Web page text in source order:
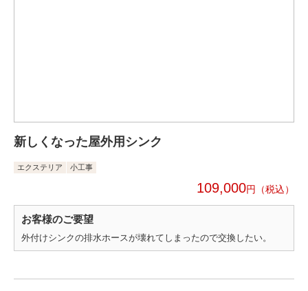
新しくなった屋外用シンク
エクステリア 小工事
109,000円
お客様のご要望
外付けシンクの排水ホースが壊れてしまったので交換したい。